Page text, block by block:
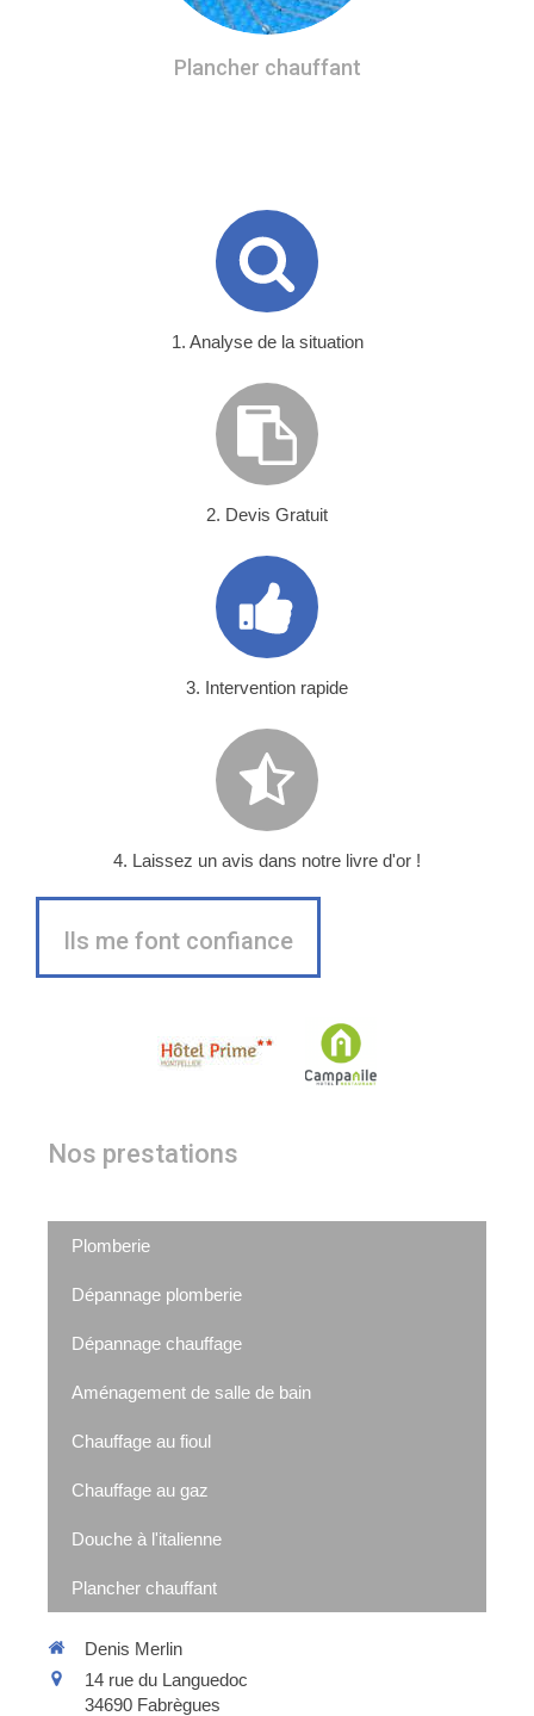
Plancher chauffant
1. Analyse de la situation
2. Devis Gratuit
3. Intervention rapide
4. Laissez un avis dans notre livre d'or !
Ils me font confiance
Nos prestations
Plomberie
Dépannage plomberie
Dépannage chauffage
Aménagement de salle de bain
Chauffage au fioul
Chauffage au gaz
Douche à l'italienne
Plancher chauffant
Denis Merlin
14 rue du Languedoc
34690 Fabrègues